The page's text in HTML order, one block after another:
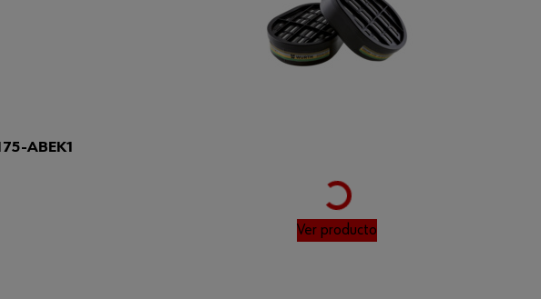
ABEK1
Ver producto